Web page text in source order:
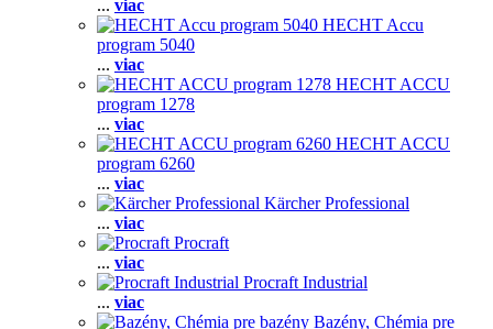
... viac
HECHT Accu
program 5040
... viac
HECHT ACCU
program 1278
... viac
HECHT ACCU
program 6260
... viac
Kärcher Professional
... viac
Procraft
... viac
Procraft Industrial
... viac
Bazény, Chémia pre